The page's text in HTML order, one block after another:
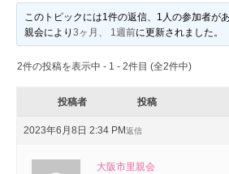
親
会
ど
も
た
阪
市
里
会
このトピックには1件の返信、1人の参加者が
親会により3ヶ月、 1週前に更新されました。
2件の投稿を表示中 - 1 - 2件目 (全2件中)
投稿者 投稿
2023年6月8日 2:34 PM返信
大阪市里親会